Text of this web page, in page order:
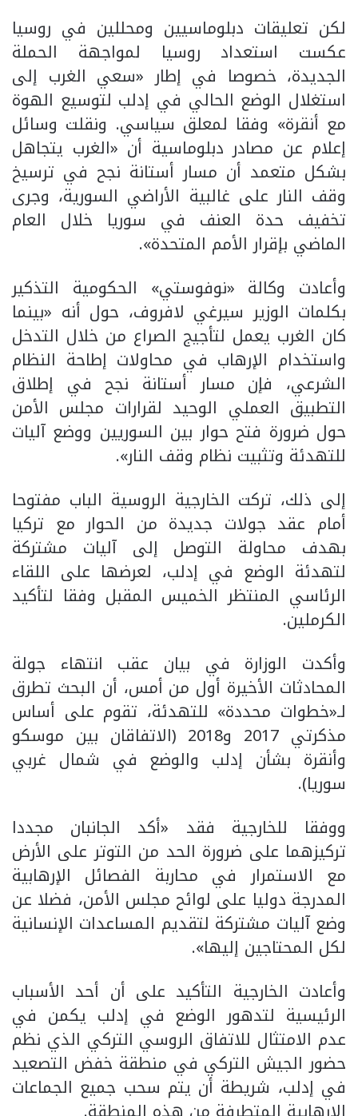
لكن تعليقات دبلوماسيين ومحللين في روسيا
عكست استعداد روسيا لمواجهة الحملة
الجديدة، خصوصا في إطار «سعي الغرب إلى
استغلال الوضع الحالي في إدلب لتوسيع الهوة
مع أنقرة» وفقا لمعلق سياسي. ونقلت وسائل
إعلام عن مصادر دبلوماسية أن «الغرب يتجاهل
بشكل متعمد أن مسار أستانة نجح في ترسيخ
وقف النار على غالبية الأراضي السورية، وجرى
تخفيف حدة العنف في سوريا خلال العام
الماضي بإقرار الأمم المتحدة».
وأعادت وكالة «نوفوستي» الحكومية التذكير
بكلمات الوزير سيرغي لافروف، حول أنه «بينما
كان الغرب يعمل لتأجيج الصراع من خلال التدخل
واستخدام الإرهاب في محاولات إطاحة النظام
الشرعي، فإن مسار أستانة نجح في إطلاق
التطبيق العملي الوحيد لقرارات مجلس الأمن
حول ضرورة فتح حوار بين السوريين ووضع آليات
للتهدئة وتثبيت نظام وقف النار».
إلى ذلك، تركت الخارجية الروسية الباب مفتوحا
أمام عقد جولات جديدة من الحوار مع تركيا
بهدف محاولة التوصل إلى آليات مشتركة
لتهدئة الوضع في إدلب، لعرضها على اللقاء
الرئاسي المنتظر الخميس المقبل وفقا لتأكيد
الكرملين.
وأكدت الوزارة في بيان عقب انتهاء جولة
المحادثات الأخيرة أول من أمس، أن البحث تطرق
لـ«خطوات محددة» للتهدئة، تقوم على أساس
مذكرتي 2017 و2018 (الاتفاقان بين موسكو
وأنقرة بشأن إدلب والوضع في شمال غربي
سوريا).
ووفقا للخارجية فقد «أكد الجانبان مجددا
تركيزهما على ضرورة الحد من التوتر على الأرض
مع الاستمرار في محاربة الفصائل الإرهابية
المدرجة دوليا على لوائح مجلس الأمن، فضلا عن
وضع آليات مشتركة لتقديم المساعدات الإنسانية
لكل المحتاجين إليها».
وأعادت الخارجية التأكيد على أن أحد الأسباب
الرئيسية لتدهور الوضع في إدلب يكمن في
عدم الامتثال للاتفاق الروسي التركي الذي نظم
حضور الجيش التركي في منطقة خفض التصعيد
في إدلب، شريطة أن يتم سحب جميع الجماعات